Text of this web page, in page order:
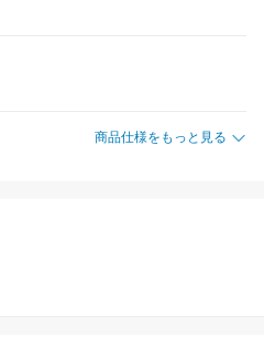
商品仕様をもっと見る